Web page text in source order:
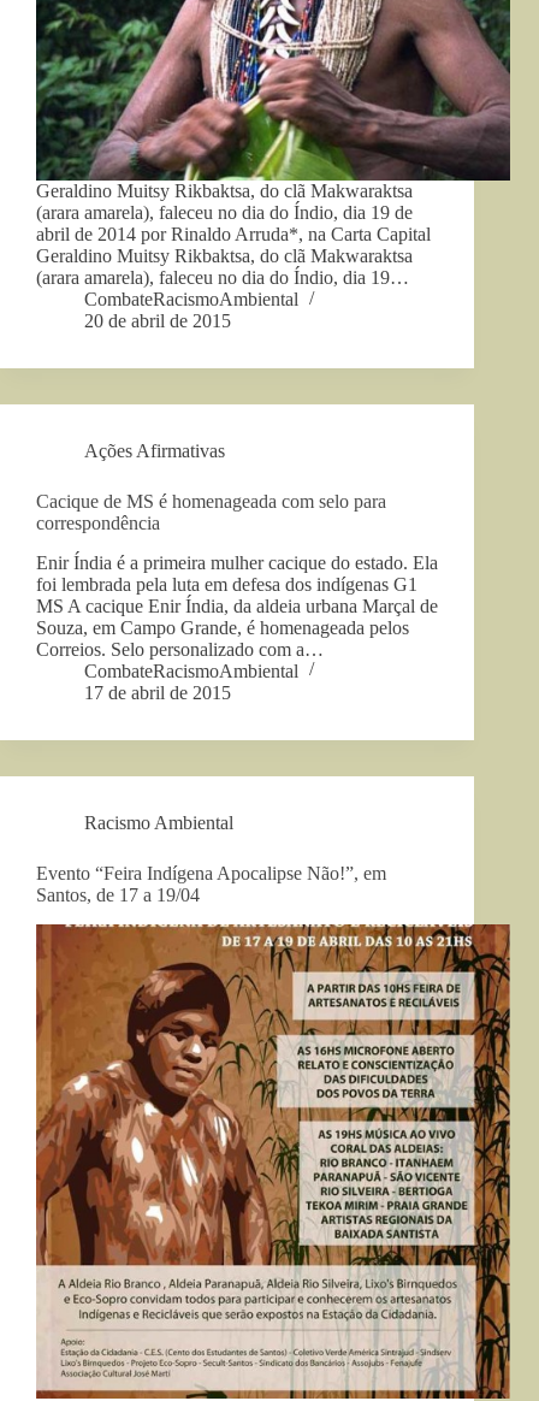
Geraldino Muitsy Rikbaktsa, do clã Makwaraktsa
(arara amarela), faleceu no dia do Índio, dia 19 de
abril de 2014 por Rinaldo Arruda*, na Carta Capital
Geraldino Muitsy Rikbaktsa, do clã Makwaraktsa
(arara amarela), faleceu no dia do Índio, dia 19…
CombateRacismoAmbiental
20 de abril de 2015
Ações Afirmativas
Cacique de MS é homenageada com selo para
correspondência
Enir Índia é a primeira mulher cacique do estado. Ela
foi lembrada pela luta em defesa dos indígenas G1
MS A cacique Enir Índia, da aldeia urbana Marçal de
Souza, em Campo Grande, é homenageada pelos
Correios. Selo personalizado com a…
CombateRacismoAmbiental
17 de abril de 2015
Racismo Ambiental
Evento “Feira Indígena Apocalipse Não!”, em
Santos, de 17 a 19/04